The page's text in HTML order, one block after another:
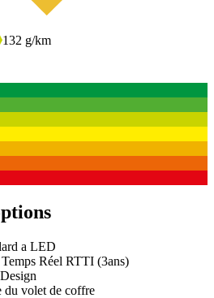
132 g/km
a LED
Réel RTTI (3ans)
du volet de coffre